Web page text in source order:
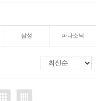
삼성 파나소닉